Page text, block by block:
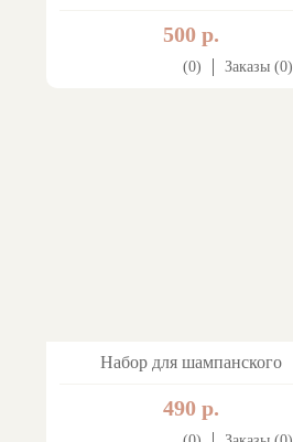
500 р.
(0) Заказы (0)
Набор для шампанского
490 р.